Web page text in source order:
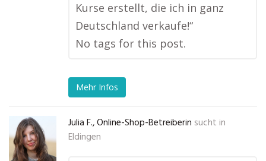
Kurse erstellt, die ich in ganz
Deutschland verkaufe!“
No tags for this post.
Mehr Infos
Julia F., Online-Shop-Betreiberin sucht in
Eldingen